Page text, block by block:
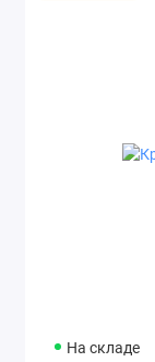
На складе